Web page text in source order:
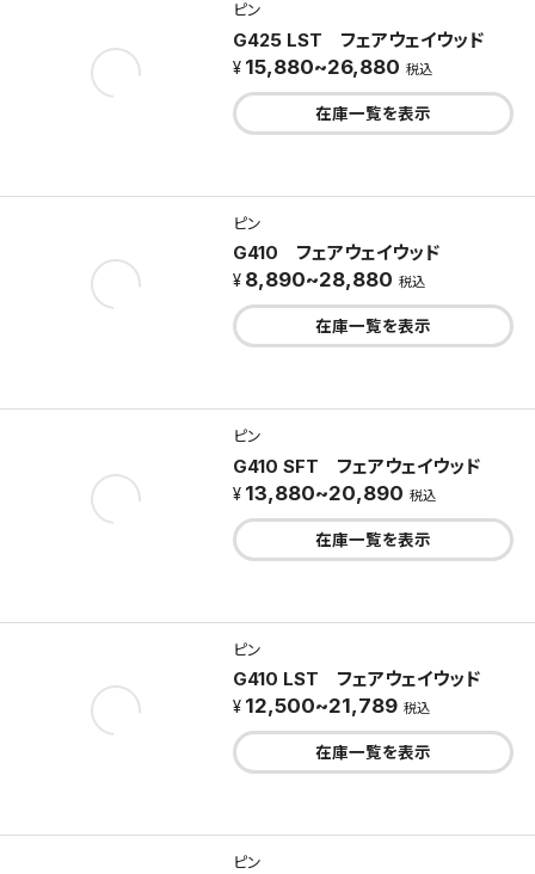
ピン
G425 LST フェアウェイウッド
15,880~26,880 税込
在庫一覧を表示
ピン
G410 フェアウェイウッド
8,890~28,880 税込
在庫一覧を表示
ピン
G410 SFT フェアウェイウッド
13,880~20,890 税込
在庫一覧を表示
ピン
G410 LST フェアウェイウッド
12,500~21,789 税込
在庫一覧を表示
ピン